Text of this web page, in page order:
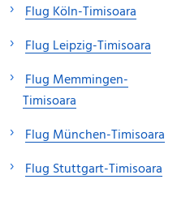
Flug Köln-Timisoara
Flug Leipzig-Timisoara
Flug Memmingen-
Timisoara
Flug München-Timisoara
Flug Stuttgart-Timisoara